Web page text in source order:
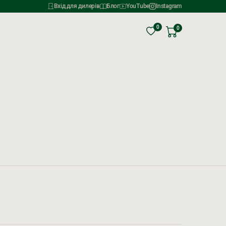
Вхід для дилерів Блог YouTube Instagram
0 0